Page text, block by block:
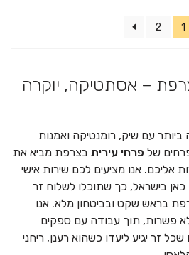
1
2
– אסתטיקה, יוקרה
עם שיק, רומנטיקה ואמנות
של פרחי עירית בצרפת מביא את
אליכם. אנו מציעים לכם שירות אישי
כאן בישראל, כך שתוכלו לשלוח זר
בראש שקט ובביטחון מלא. אנו
פשרות, תוך עבודה עם ספקים
זר יגיע ליעדו כשהוא רענן, ריחני